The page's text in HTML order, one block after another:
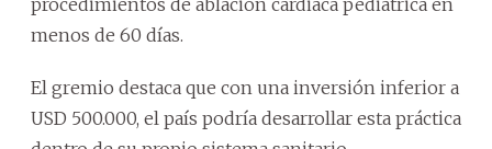
menos de 60 días.
El gremio destaca que con una inversión inferior a
USD 500.000, el país podría desarrollar esta práctica